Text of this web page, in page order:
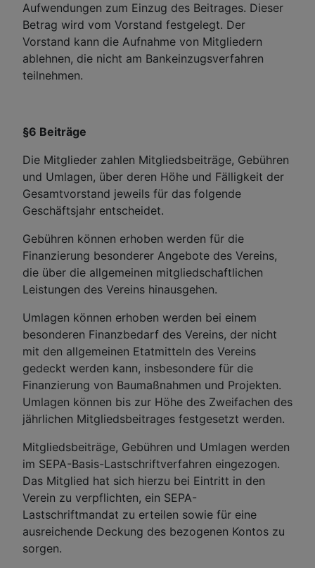
Aufwendungen zum Einzug des Beitrages. Dieser
Betrag wird vom Vorstand festgelegt. Der
Vorstand kann die Aufnahme von Mitgliedern
ablehnen, die nicht am Bankeinzugsverfahren
teilnehmen.
§6 Beiträge
Die Mitglieder zahlen Mitgliedsbeiträge, Gebühren
und Umlagen, über deren Höhe und Fälligkeit der
Gesamtvorstand jeweils für das folgende
Geschäftsjahr entscheidet.
Gebühren können erhoben werden für die
Finanzierung besonderer Angebote des Vereins,
die über die allgemeinen mitgliedschaftlichen
Leistungen des Vereins hinausgehen.
Umlagen können erhoben werden bei einem
besonderen Finanzbedarf des Vereins, der nicht
mit den allgemeinen Etatmitteln des Vereins
gedeckt werden kann, insbesondere für die
Finanzierung von Baumaßnahmen und Projekten.
Umlagen können bis zur Höhe des Zweifachen des
jährlichen Mitgliedsbeitrages festgesetzt werden.
Mitgliedsbeiträge, Gebühren und Umlagen werden
im SEPA-Basis-Lastschriftverfahren eingezogen.
Das Mitglied hat sich hierzu bei Eintritt in den
Verein zu verpflichten, ein SEPA-
Lastschriftmandat zu erteilen sowie für eine
ausreichende Deckung des bezogenen Kontos zu
sorgen.